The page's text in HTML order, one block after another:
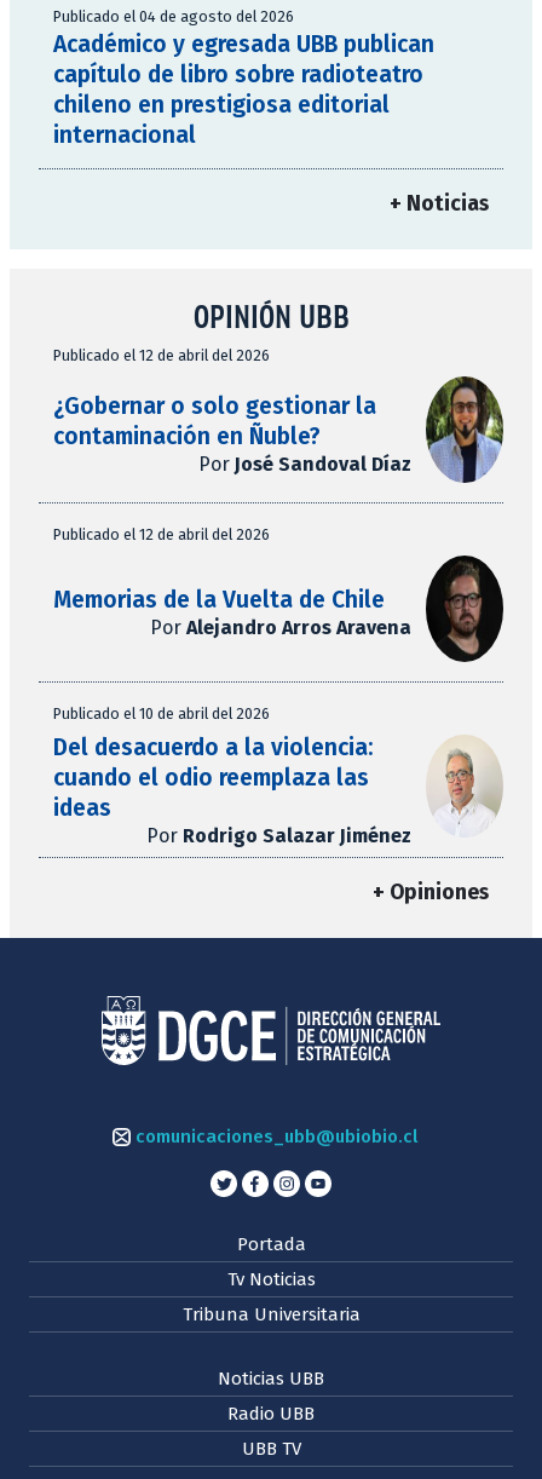
Publicado el 04 de agosto del 2026
Académico y egresada UBB publican
capítulo de libro sobre radioteatro
chileno en prestigiosa editorial
internacional
+ Noticias
OPINIÓN UBB
Publicado el 12 de abril del 2026
¿Gobernar o solo gestionar la
contaminación en Ñuble?
Por José Sandoval Díaz
Publicado el 12 de abril del 2026
Memorias de la Vuelta de Chile
Por Alejandro Arros Aravena
Publicado el 10 de abril del 2026
Del desacuerdo a la violencia:
cuando el odio reemplaza las
ideas
Por Rodrigo Salazar Jiménez
+ Opiniones
comunicaciones_ubb@ubiobio.cl
Portada
Tv Noticias
Tribuna Universitaria
Noticias UBB
Radio UBB
UBB TV